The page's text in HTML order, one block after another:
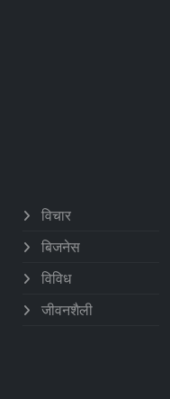
विचार
बिजनेस
विविध
जीवनशैली